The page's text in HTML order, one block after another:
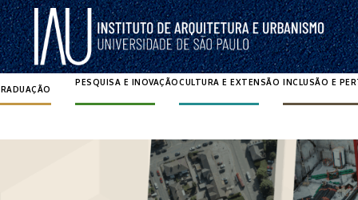
Pesquisar por:
PESQUISA E INOVAÇÃOCULTURA E EXTENSÃO INCLUSÃO E